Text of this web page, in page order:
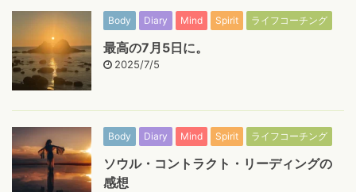
Body Diary Mind Spirit ライフコーチング
最高の7月5日に。
2025/7/5
Body Diary Mind Spirit ライフコーチング
ソウル・コントラクト・リーディングの
感想